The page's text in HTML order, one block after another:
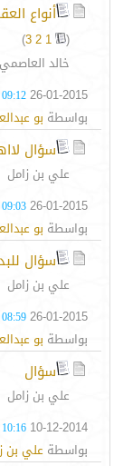
أنواع
(
1
2
3
)
خالد العاصمي
26-01-2015
09:12 AM
بواسطة بو
سؤال
علي بن زامل
26-01-2015
09:03 AM
بواسطة بو
سؤال
علي بن زامل
26-01-2015
08:59 AM
بواسطة بو
سؤال
علي بن زامل
10-12-2014
10:16 PM
بواسطةعلي بن